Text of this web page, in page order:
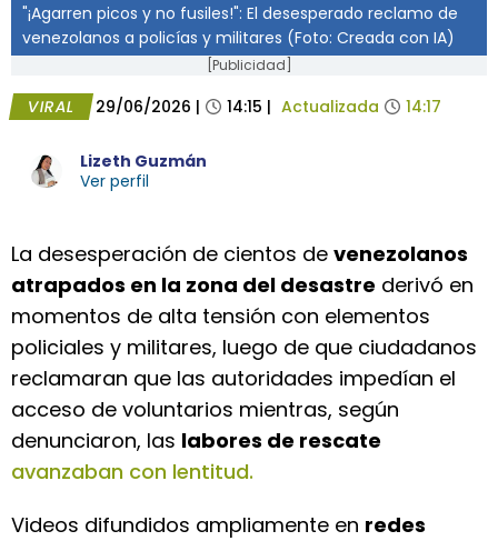
"¡Agarren picos y no fusiles!": El desesperado reclamo de
venezolanos a policías y militares (Foto: Creada con IA)
[Publicidad]
VIRAL 29/06/2026 | 14:15 | Actualizada 14:17
Lizeth Guzmán
Ver perfil
La desesperación de cientos de venezolanos
atrapados en la zona del desastre derivó en
momentos de alta tensión con elementos
policiales y militares, luego de que ciudadanos
reclamaran que las autoridades impedían el
acceso de voluntarios mientras, según
denunciaron, las labores de rescate
avanzaban con lentitud.
Videos difundidos ampliamente en redes